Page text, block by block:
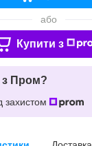
або
Купити з
з Пром?
захистом